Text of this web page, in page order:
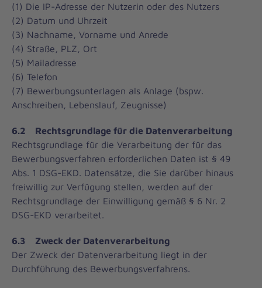
(1) Die IP-Adresse der Nutzerin oder des Nutzers
(2) Datum und Uhrzeit
(3) Nachname, Vorname und Anrede
(4) Straße, PLZ, Ort
(5) Mailadresse
(6) Telefon
(7) Bewerbungsunterlagen als Anlage (bspw.
Anschreiben, Lebenslauf, Zeugnisse)
6.2 Rechtsgrundlage für die Datenverarbeitung
Rechtsgrundlage für die Verarbeitung der für das
Bewerbungsverfahren erforderlichen Daten ist § 49
Abs. 1 DSG-EKD. Datensätze, die Sie darüber hinaus
freiwillig zur Verfügung stellen, werden auf der
Rechtsgrundlage der Einwilligung gemäß § 6 Nr. 2
DSG-EKD verarbeitet.
6.3 Zweck der Datenverarbeitung
Der Zweck der Datenverarbeitung liegt in der
Durchführung des Bewerbungsverfahrens.